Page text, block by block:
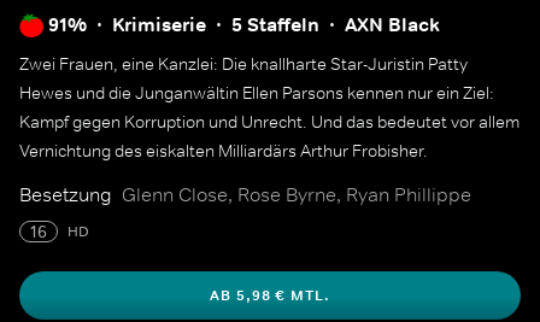
91% Krimiserie 5 Staffeln AXN Black
Zwei Frauen, eine Kanzlei: Die knallharte Star-Juristin Patty
Hewes und die Junganwältin Ellen Parsons kennen nur ein Ziel:
Kampf gegen Korruption und Unrecht. Und das bedeutet vor allem
Vernichtung des eiskalten Milliardärs Arthur Frobisher.
Besetzung Glenn Close, Rose Byrne, Ryan Phillippe
16 HD
AB 5,98 € MTL.